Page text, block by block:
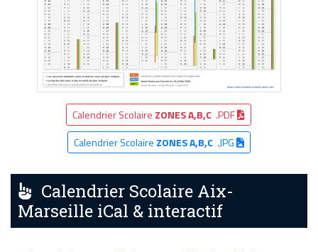
Calendrier Scolaire ZONES A,B,C .PDF
Calendrier Scolaire ZONES A,B,C.JPG
Calendrier Scolaire Aix-
Marseille iCal & interactif